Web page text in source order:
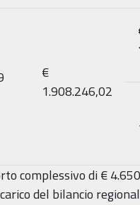
€
1.908.246,02
complessivo di €
del bilancio